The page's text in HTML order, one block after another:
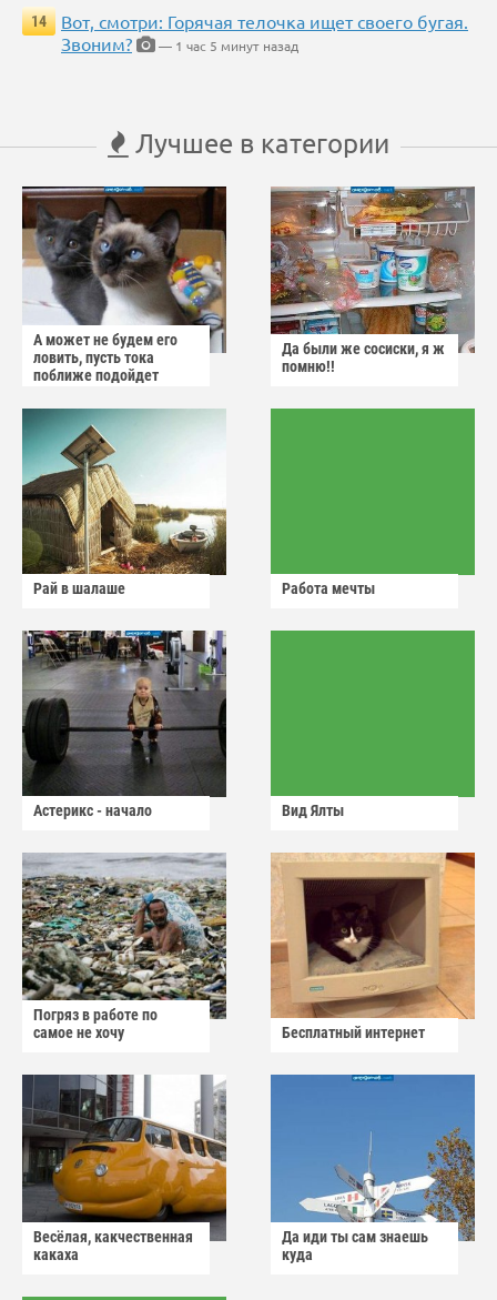
14
Вот, смотри: Горячая телочка ищет своего бугая.
Звоним?
— 1 час 5 минут назад
Лучшее в категории
А может не будем его
ловить, пусть тока
поближе подойдет
Да были же сосиски, я ж
помню!!
Рай в шалаше Работа мечты
Астерикс - начало Вид Ялты
Погряз в работе по
самое не хочу
Бесплатный интернет
Весёлая, какчественная
какаха
Да иди ты сам знаешь
куда